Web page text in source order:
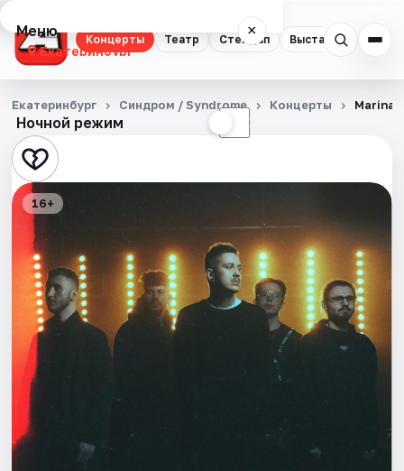
Концерты Театр Стендап Выставки
Меню ×
Екатеринбург
Концерты
Театр
Стендап
Выставки
Квесты
Экскурсии
Спорт
События
Города
Ночной режим ☾
Екатеринбург Синдром / Syndrome Концерты Marina
16+